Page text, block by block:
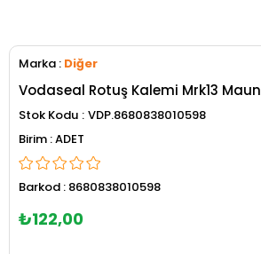
Marka : Diğer
Vodaseal Rotuş Kalemi Mrk13 Maun
Stok Kodu VDP.8680838010598
ADET
Barkod : 8680838010598
₺122,00